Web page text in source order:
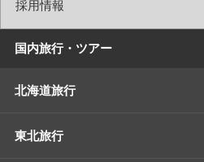
採用情報
国内旅行・ツアー
北海道旅行
東北旅行